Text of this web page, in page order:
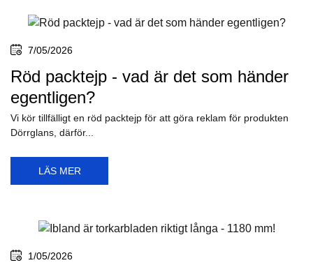
Nu kan du betala med populära, smidiga och säkra Apple Pay här
i butiken på Torkarblad.nu.
LÄS MER
7/05/2026
Röd packtejp - vad är det som händer